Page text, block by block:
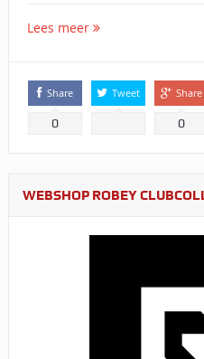
Lees meer
Share
0
Tweet Share
0
WEBSHOP ROBEY